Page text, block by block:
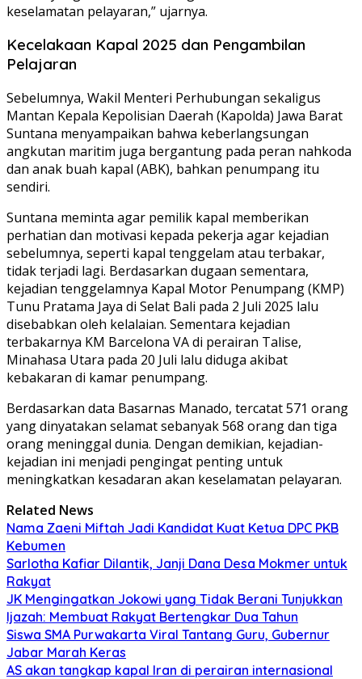
keselamatan pelayaran,” ujarnya.
Kecelakaan Kapal 2025 dan Pengambilan
Pelajaran
Sebelumnya, Wakil Menteri Perhubungan sekaligus
Mantan Kepala Kepolisian Daerah (Kapolda) Jawa Barat
Suntana menyampaikan bahwa keberlangsungan
angkutan maritim juga bergantung pada peran nahkoda
dan anak buah kapal (ABK), bahkan penumpang itu
sendiri.
Suntana meminta agar pemilik kapal memberikan
perhatian dan motivasi kepada pekerja agar kejadian
sebelumnya, seperti kapal tenggelam atau terbakar,
tidak terjadi lagi. Berdasarkan dugaan sementara,
kejadian tenggelamnya Kapal Motor Penumpang (KMP)
Tunu Pratama Jaya di Selat Bali pada 2 Juli 2025 lalu
disebabkan oleh kelalaian. Sementara kejadian
terbakarnya KM Barcelona VA di perairan Talise,
Minahasa Utara pada 20 Juli lalu diduga akibat
kebakaran di kamar penumpang.
Berdasarkan data Basarnas Manado, tercatat 571 orang
yang dinyatakan selamat sebanyak 568 orang dan tiga
orang meninggal dunia. Dengan demikian, kejadian-
kejadian ini menjadi pengingat penting untuk
meningkatkan kesadaran akan keselamatan pelayaran.
Related News
Nama Zaeni Miftah Jadi Kandidat Kuat Ketua DPC PKB
Kebumen
Sarlotha Kafiar Dilantik, Janji Dana Desa Mokmer untuk
Rakyat
JK Mengingatkan Jokowi yang Tidak Berani Tunjukkan
Ijazah: Membuat Rakyat Bertengkar Dua Tahun
Siswa SMA Purwakarta Viral Tantang Guru, Gubernur
Jabar Marah Keras
AS akan tangkap kapal Iran di perairan internasional